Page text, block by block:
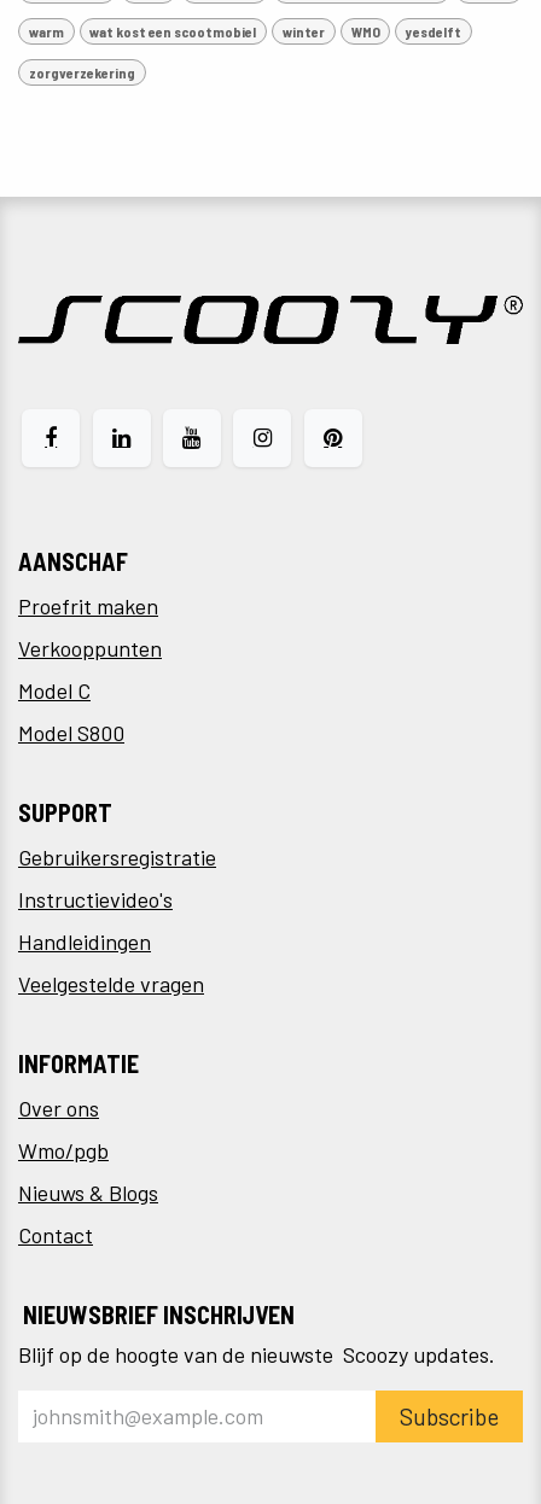
warm wat kost een scootmobiel winter WMO yesdelft
zorgverzekering
AANSCHAF
Proefrit maken
Verkooppunten
Model C
Model S800
SUPPORT
Gebruikersregistratie
Instructievideo's
Handleidingen
Veelgestelde vragen
INFORMATIE
Over ons
Wmo/pgb
Nieuws & Blogs
Contact
NIEUWSBRIEF INSCHRIJVEN
Blijf op de hoogte van de nieuwste Scoozy updates.
Subscribe